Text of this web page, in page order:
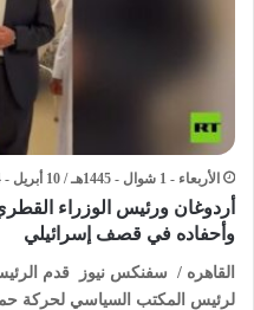
الأربعاء - 1 شوال - 1445هـ / 10 أبريل - 2024م / 2:24 مساءً
أردوغان ورئيس الوزراء
وأحفاده في قصف إسرائيلي
القاهره / سفنكس نيوز قدم
لرئيس المكتب السياسي لحركة